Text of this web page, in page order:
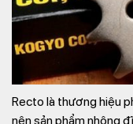
Recto là thương hiệu
nên sản phẩm nhông